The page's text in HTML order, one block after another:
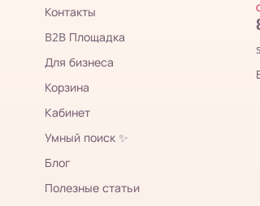
Контакты
B2B Площадка
Для бизнеса
Корзина
Кабинет
Умный поиск ✨
Блог
Полезные статьи